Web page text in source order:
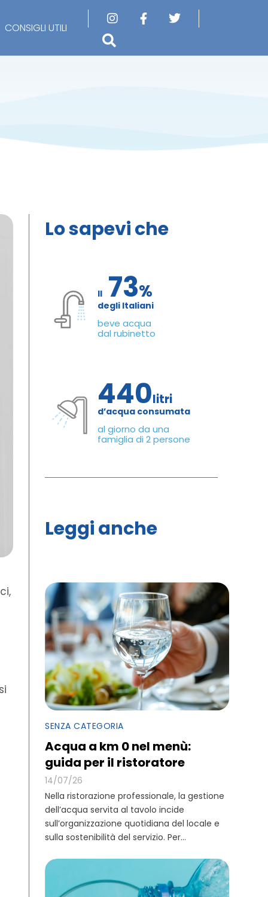
CONSIGLI UTILI
Lo sapevi che
Il 73%
degli Italiani
beve acqua
dal rubinetto
440litri
d’acqua consumata
al giorno da una
famiglia di 2 persone
Leggi anche
SENZA CATEGORIA
Acqua a km 0 nel menù:
guida per il ristoratore
14/07/26
Nella ristorazione professionale, la gestione
dell’acqua servita al tavolo incide
sull’organizzazione quotidiana del locale e
sulla sostenibilità del servizio. Per...